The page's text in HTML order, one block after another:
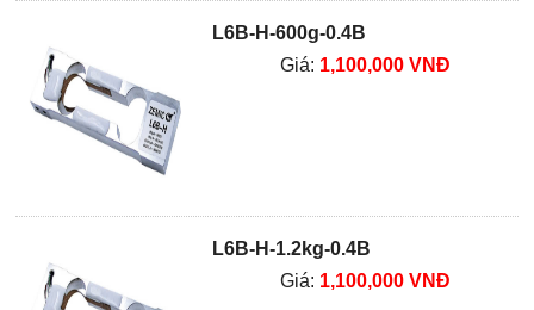
L6B-H-600g-0.4B
Giá: 1,100,000 VNĐ
L6B-H-1.2kg-0.4B
Giá: 1,100,000 VNĐ